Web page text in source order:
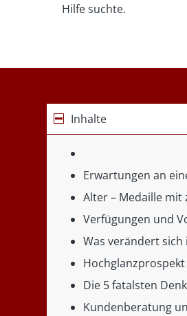
Hilfe suchte.
Inhalte
Erwartungen an
Alter – Medaille mit
Verfügungen und
Was verändert sich
Die 5 fatalsten
Kundenberatung